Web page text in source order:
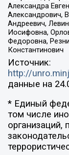
Александра
Александрович,
Андреевич,
Иосифовна,
Федоровна,
Константинович
Источник:
http://
данные на
* Единый
том числе
организаций,